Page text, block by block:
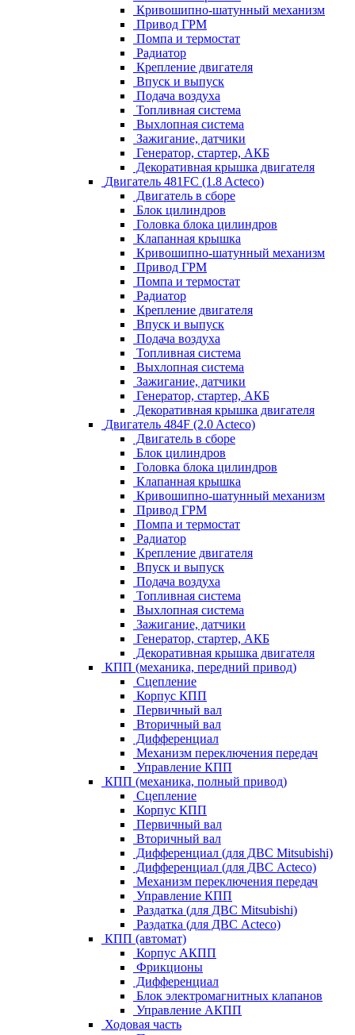
Кривошипно-шатунный механизм
Привод ГРМ
Помпа и термостат
Радиатор
Крепление двигателя
Впуск и выпуск
Подача воздуха
Топливная система
Выхлопная система
Зажигание, датчики
Генератор, стартер, АКБ
Декоративная крышка двигателя
Двигатель 481FC (1.8 Acteco)
Двигатель в сборе
Блок цилиндров
Головка блока цилиндров
Клапанная крышка
Кривошипно-шатунный механизм
Привод ГРМ
Помпа и термостат
Радиатор
Крепление двигателя
Впуск и выпуск
Подача воздуха
Топливная система
Выхлопная система
Зажигание, датчики
Генератор, стартер, АКБ
Декоративная крышка двигателя
Двигатель 484F (2.0 Acteco)
Двигатель в сборе
Блок цилиндров
Головка блока цилиндров
Клапанная крышка
Кривошипно-шатунный механизм
Привод ГРМ
Помпа и термостат
Радиатор
Крепление двигателя
Впуск и выпуск
Подача воздуха
Топливная система
Выхлопная система
Зажигание, датчики
Генератор, стартер, АКБ
Декоративная крышка двигателя
КПП (механика, передний привод)
Сцепление
Корпус КПП
Первичный вал
Вторичный вал
Дифференциал
Механизм переключения передач
Управление КПП
КПП (механика, полный привод)
Сцепление
Корпус КПП
Первичный вал
Вторичный вал
Дифференциал (для ДВС Mitsubishi)
Дифференциал (для ДВС Acteco)
Механизм переключения передач
Управление КПП
Раздатка (для ДВС Mitsubishi)
Раздатка (для ДВС Acteco)
КПП (автомат)
Корпус АКПП
Фрикционы
Дифференциал
Блок электромагнитных клапанов
Управление АКПП
Ходовая часть